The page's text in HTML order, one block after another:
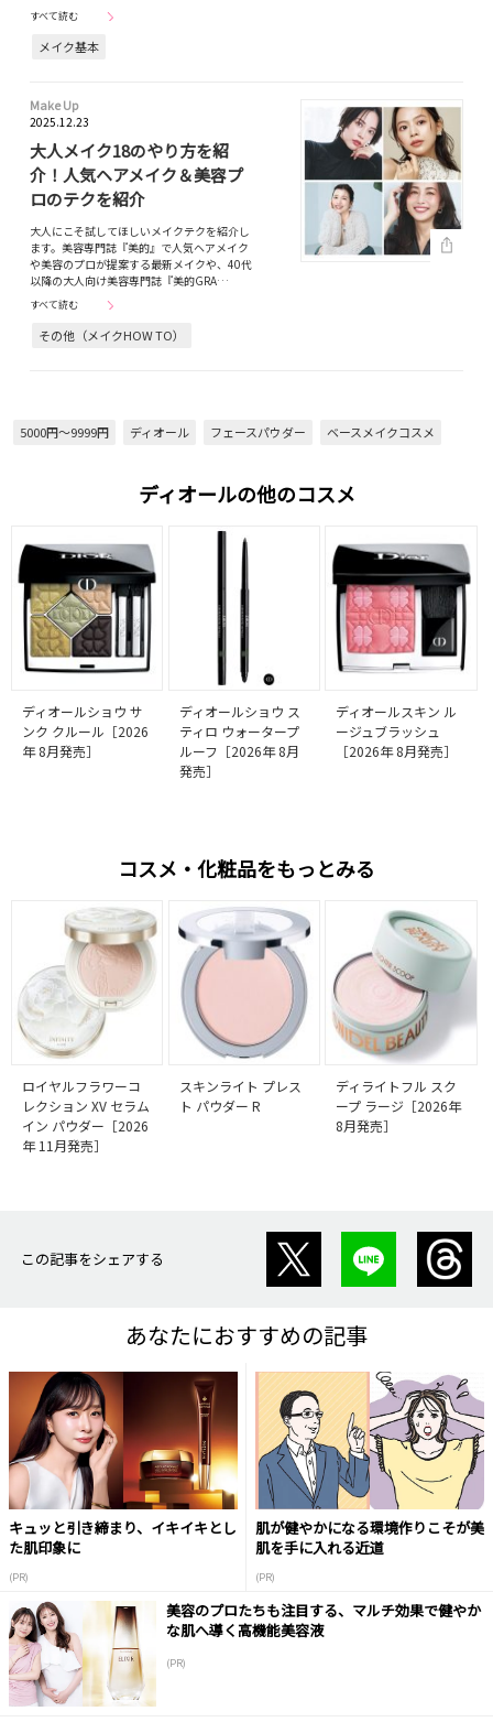
すべて読む
メイク基本
Make Up
2025.12.23
大人メイク18のやり方を紹
介！人気ヘアメイク＆美容プ
ロのテクを紹介
大人にこそ試してほしいメイクテクを紹介し
ます。美容専門誌『美的』で人気ヘアメイク
や美容のプロが提案する最新メイクや、40代
以降の大人向け美容専門誌『美的GRA…
すべて読む
その他（メイクHOW TO）
5000円～9999円 ディオール フェースパウダー ベースメイクコスメ
ディオールの他のコスメ
ディオールショウ サ
ンク クルール［2026
年 8月発売］
ディオールショウ ス
ティロ ウォータープ
ルーフ［2026年 8月
発売］
ディオールスキン ル
ージュブラッシュ
［2026年 8月発売］
コスメ・化粧品をもっとみる
ロイヤルフラワーコ
レクション XV セラム
イン パウダー［2026
年 11月発売］
スキンライト プレス
ト パウダー R
ディライトフル スク
ープ ラージ［2026年
8月発売］
この記事をシェアする
あなたにおすすめの記事
キュッと引き締まり、イキイキとし
た肌印象に
(PR)
肌が健やかになる環境作りこそが美
肌を手に入れる近道
(PR)
美容のプロたちも注目する、マルチ効果で健やか
な肌へ導く高機能美容液
(PR)